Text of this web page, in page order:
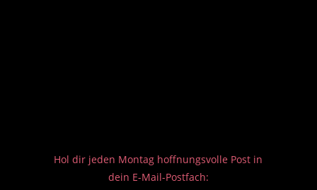
Hol dir jeden Montag hoffnungsvolle Post in
dein E-Mail-Postfach: